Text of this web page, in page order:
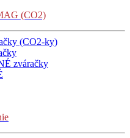
(CO2)
(CO2-ky)
zváračky